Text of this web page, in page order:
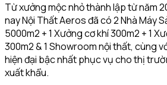
Từ xưởng mộc nhỏ thành lập từ năm
nay Nội Thất Aeros đã có 2 Nhà Máy
5000m2 + 1 Xưởng cơ khí 300m2 + 1
300m2 & 1 Showroom nội thất, cùng
hiện đại bậc nhất phục vụ cho thị
xuất khẩu.